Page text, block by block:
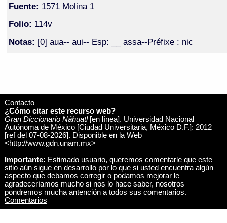
Fuente: 1571 Molina 1
Folio: 114v
Notas: [0] aua-- aui-- Esp: __ assa--Préfixe : nic
Contacto
¿Cómo citar este recurso web?
Gran Diccionario Náhuatl[en línea]. Universidad Nacional
Autónoma de México [Ciudad Universitaria, México D.F.]: 2012
[ref del 07-08-2026]. Disponible en la Web
<http://www.gdn.unam.mx>
Importante: Estimado usuario, queremos comentarle que este
sitio aún sigue en desarrollo por lo que si usted encuentra algún
aspecto que debamos corregir o podamos mejorar le
agradeceríamos mucho si nos lo hace saber, nosotros
pondremos mucha antención a todos sus comentarios.
Comentarios